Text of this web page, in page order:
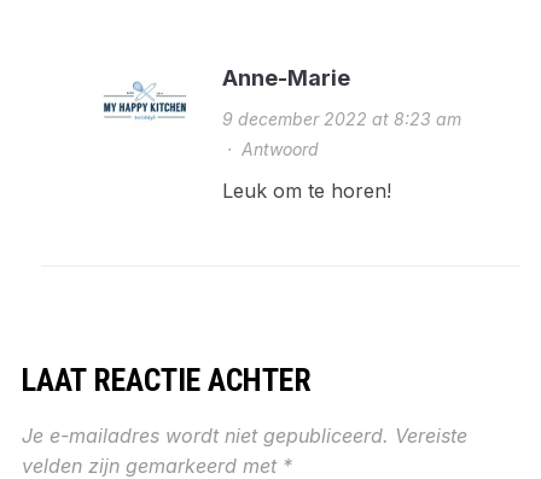
Anne-Marie
9 december 2022 at 8:23 am
· Antwoord
Leuk om te horen!
LAAT REACTIE ACHTER
Je e-mailadres wordt niet gepubliceerd. Vereiste
velden zijn gemarkeerd met *